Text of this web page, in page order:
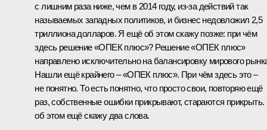
с лишним раза ниже, чем в 2014 году, из-за действий так
называемых западных политиков, и бизнес недовложил 2,5
триллиона долларов. Я ещё об этом скажу позже: при чём
здесь решение «ОПЕК плюс»? Решение «ОПЕК плюс»
направлено исключительно на балансировку мирового
Нашли ещё крайнего – «ОПЕК плюс». При чём здесь это –
не понятно. То есть понятно, что просто свои, повторяю ещё
раз, собственные ошибки прикрывают, стараются
об этом ещё скажу два слова.